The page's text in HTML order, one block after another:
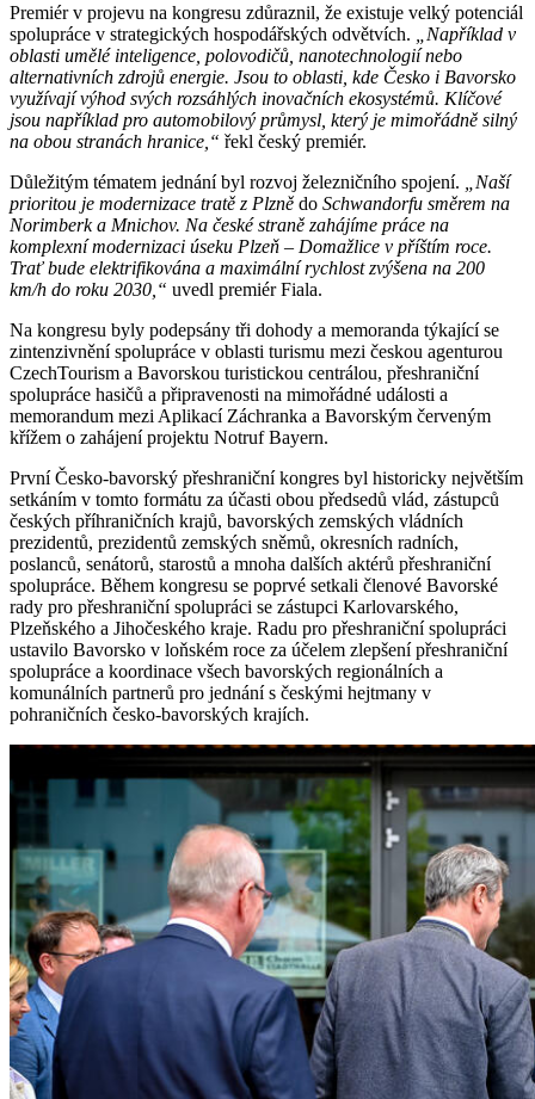
Premiér v projevu na kongresu zdůraznil, že existuje velký potenciál
spolupráce v strategických hospodářských odvětvích.
„Například v
oblasti umělé inteligence, polovodičů, nanotechnologií nebo
alternativních zdrojů energie. Jsou to oblasti, kde Česko i Bavorsko
využívají výhod svých rozsáhlých inovačních ekosystémů. Klíčové
jsou například pro automobilový průmysl, který je mimořádně silný
na obou stranách hranice,“ řekl český premiér.
Důležitým tématem jednání byl rozvoj železničního spojení.
„Naší
prioritou je modernizace tratě z Plzně do Schwandorfu směrem na
Norimberk a Mnichov. Na české straně zahájíme práce na
komplexní modernizaci úseku Plzeň – Domažlice v příštím roce.
Trať bude elektrifikována a maximální rychlost zvýšena na 200
km/h do roku 2030,“ uvedl premiér Fiala.
Na kongresu byly podepsány tři dohody a memoranda týkající se
zintenzivnění spolupráce v oblasti turismu mezi českou agenturou
CzechTourism a Bavorskou turistickou centrálou, přeshraniční
spolupráce hasičů a připravenosti na mimořádné události a
memorandum mezi Aplikací Záchranka a Bavorským červeným
křížem o zahájení projektu Notruf Bayern.
První Česko-bavorský přeshraniční kongres byl historicky největším
setkáním v tomto formátu za účasti obou předsedů vlád, zástupců
českých příhraničních krajů, bavorských zemských vládních
prezidentů, prezidentů zemských sněmů, okresních radních,
poslanců, senátorů, starostů a mnoha dalších aktérů přeshraniční
spolupráce. Během kongresu se poprvé setkali členové Bavorské
rady pro přeshraniční spolupráci se zástupci Karlovarského,
Plzeňského a Jihočeského kraje. Radu pro přeshraniční spolupráci
ustavilo Bavorsko v loňském roce za účelem zlepšení přeshraniční
spolupráce a koordinace všech bavorských regionálních a
komunálních partnerů pro jednání s českými hejtmany v
pohraničních česko-bavorských krajích.